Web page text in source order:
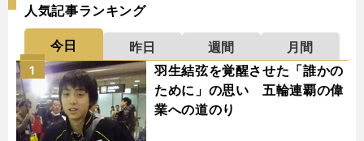
人気記事ランキング
今日 昨日 週間
月間
羽生結弦を覚醒させた「誰かの
ために」の思い 五輪連覇の偉
業への道のり
1